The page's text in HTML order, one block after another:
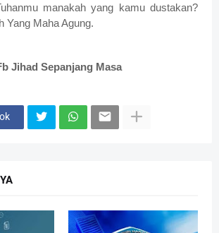
manakah yang kamu dustakan?
Yang Maha Agung.
Jihad Sepanjang Masa